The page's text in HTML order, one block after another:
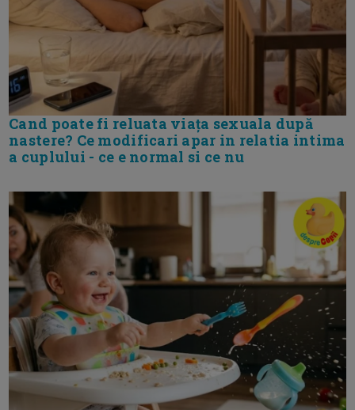
Cand poate fi reluata viața sexuala după
nastere? Ce modificari apar in relatia intima
a cuplului - ce e normal si ce nu